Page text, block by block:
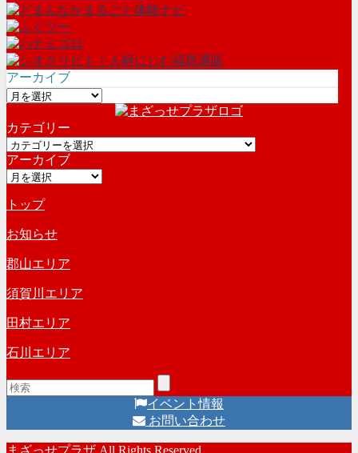
アーカイブ
ア
カ
イ
ブ
カテゴリー
カ
テ
ゴ
ー
アーカイブ
ア
カ
イ
ブ
トップ
お知らせ
郡山エリア
須賀川エリア
田村エリア
石川エリア
イベント情報
お問い合わせ
まざっせプラザ All Rights Reserved.